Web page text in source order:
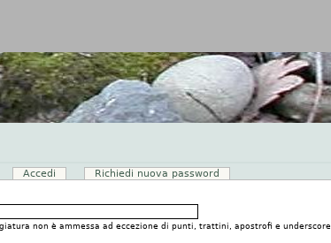
attiva)
Accedi
Richiedi nuova password
non è ammessa ad eccezione di punti, trattini, apostrofi e underscore.